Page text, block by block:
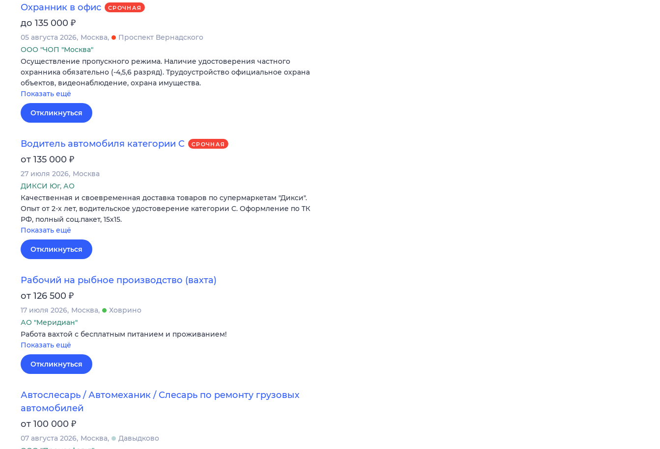
Охранник в офис СРОЧНАЯ
до 135 000 ₽
05 августа 2026 Москва
Проспект Вернадского
ООО "ЧОП "Москва"
Осуществление пропускного режима. Наличие удостоверения частного
охранника обязательно (-4,5,6 разряд). Трудоустройство официальное охрана
объектов, видеонаблюдение, охрана имущества.
Показать ещё
Откликнуться
Водитель автомобиля категории C СРОЧНАЯ
от 135 000 ₽
27 июля 2026 Москва
ДИКСИ Юг, АО
Качественная и своевременная доставка товаров по супермаркетам "Дикси".
Опыт от 2-х лет, водительское удостоверение категории С. Оформление по ТК
РФ, полный соц.пакет, 15х15.
Показать ещё
Откликнуться
Рабочий на рыбное производство (вахта)
от 126 500 ₽
17 июля 2026 Москва
Ховрино
АО "Меридиан"
Работа вахтой с бесплатным питанием и проживанием!
Показать ещё
Откликнуться
Автослесарь / Автомеханик / Слесарь по ремонту грузовых
автомобилей
от 100 000 ₽
07 августа 2026 Москва
Давыдково